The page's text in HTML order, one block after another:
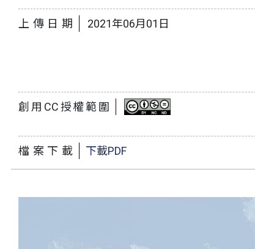
上傳日期 2021年06月01日
創用CC授權範圍
檔案下載 下載PDF